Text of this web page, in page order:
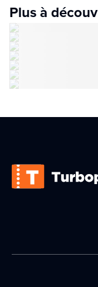
Plus à